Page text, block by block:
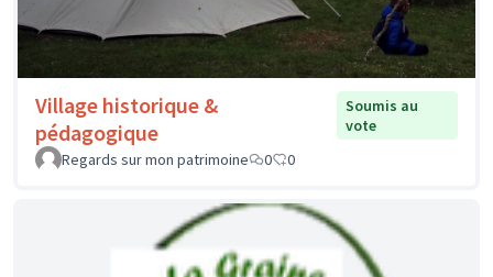
Village historique &
pédagogique
Soumis au
vote
Regards sur mon patrimoine
0 0